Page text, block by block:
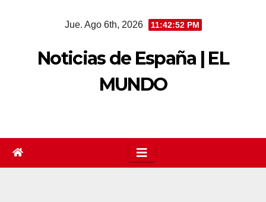
Jue. Ago 6th, 2026 11:42:52 PM
Noticias de España | EL
MUNDO